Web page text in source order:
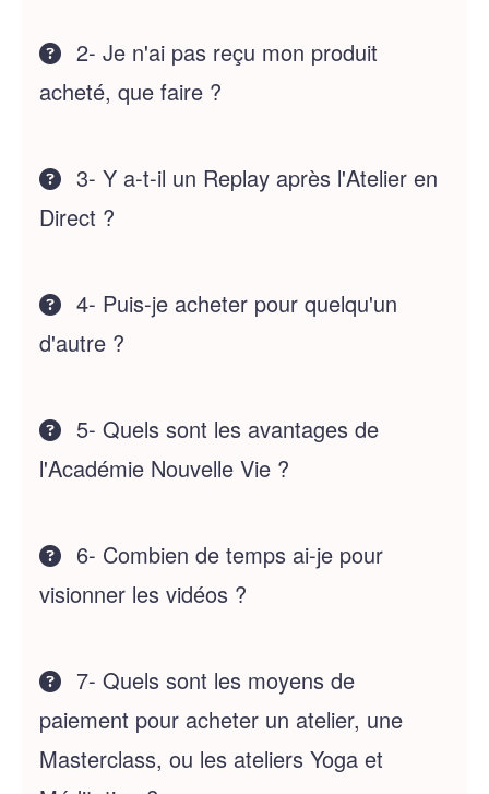
2- Je n'ai pas reçu mon produit
acheté, que faire ?
3- Y a-t-il un Replay après l'Atelier en
Direct ?
4- Puis-je acheter pour quelqu'un
d'autre ?
5- Quels sont les avantages de
l'Académie Nouvelle Vie ?
6- Combien de temps ai-je pour
visionner les vidéos ?
7- Quels sont les moyens de
paiement pour acheter un atelier, une
Masterclass, ou les ateliers Yoga et